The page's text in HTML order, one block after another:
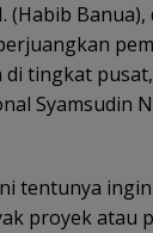
(Habib
di tingkat
Syamsudin
tentunya
proyek atau